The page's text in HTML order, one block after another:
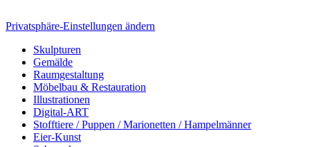
Privatsphäre-Einstellungen ändern
Skulpturen
Gemälde
Raumgestaltung
Möbelbau & Restauration
Illustrationen
Digital-ART
Stofftiere / Puppen / Marionetten / Hampelmänner
Eier-Kunst